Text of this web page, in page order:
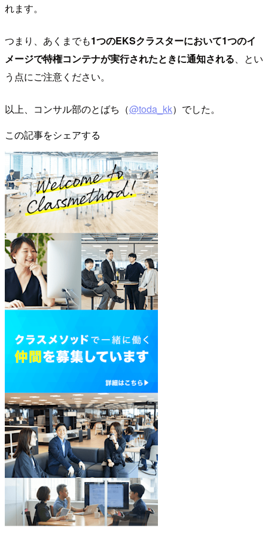
れます。
つまり、あくまでも1つのEKSクラスターにおいて1つのイ
メージで特権コンテナが実行されたときに通知される、とい
う点にご注意ください。
以上、コンサル部のとばち（@toda_kk）でした。
この記事をシェアする